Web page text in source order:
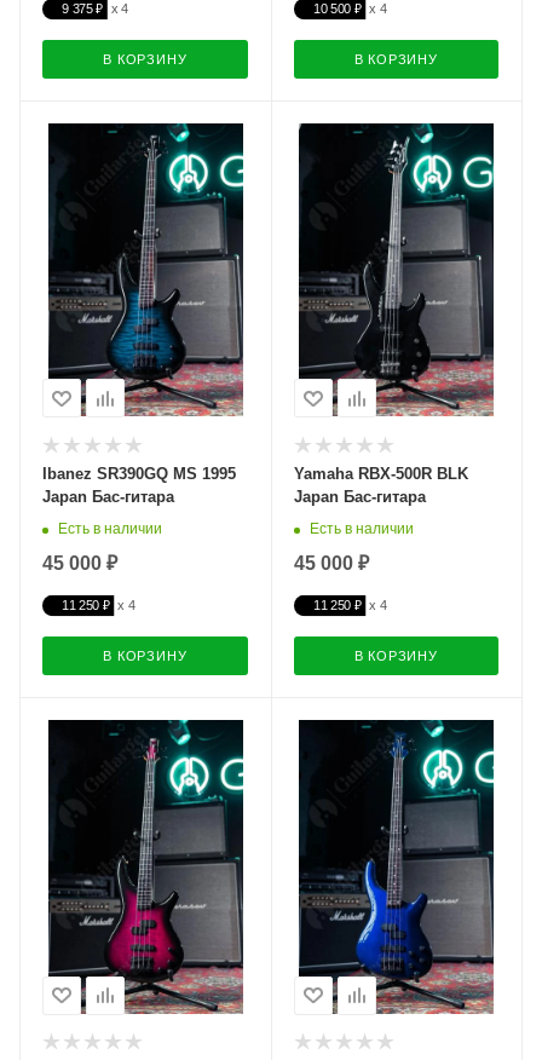
9 375 ₽
В КОРЗИНУ
10 500 ₽
В КОРЗИНУ
Ibanez SR390GQ MS 1995
Japan Бас-гитара
Есть в наличии
45 000 ₽
11 250 ₽
В КОРЗИНУ
Yamaha RBX-500R BLK
Japan Бас-гитара
Есть в наличии
45 000 ₽
11 250 ₽
В КОРЗИНУ